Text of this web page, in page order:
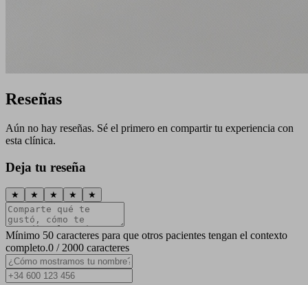
Reseñas
Aún no hay reseñas. Sé el primero en compartir tu experiencia con
esta clínica.
Deja tu reseña
★ ★ ★ ★ ★
Mínimo 50 caracteres para que otros pacientes tengan el contexto
completo.0 / 2000 caracteres